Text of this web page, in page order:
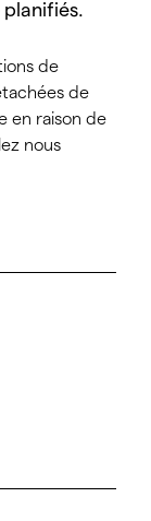
de
de
en raison de
nous